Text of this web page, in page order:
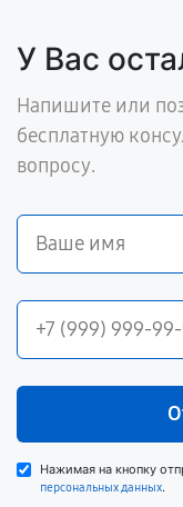
У Вас
Напишите или
бесплатную
вопросу.
Нажимая на кнопку
персональных данных.